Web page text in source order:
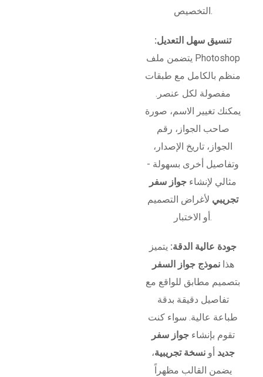
التخصيص.
تنسيق سهل التعديل:
يتضمن ملف Photoshop
منظم بالكامل مع طبقات
مفصولة لكل عنصر.
يمكنك تغيير الاسم، صورة
صاحب الجواز، رقم
الجواز، تاريخ الإصدار،
وتفاصيل أخرى بسهولة -
مثالي لإنشاء جواز سفر
تجريبي لأغراض التصميم
أو الاختبار.
جودة عالية الدقة: يتميز
هذانموذج جواز السفر
بتصميم مطابق للواقع مع
تفاصيل دقيقة بدقة
طباعة عالية. سواء كنت
تقوم بإنشاءجواز سفر
جديد أونسخة تجريبية،
يضمن القالب مظهراً